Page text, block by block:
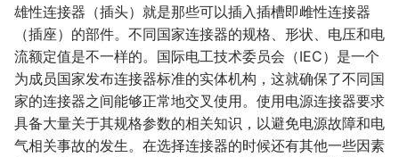
雄性连接器（插头）就是那些可以插入插槽即雌性连接器
（插座）的部件。不同国家连接器的规格、形状、电压和电
流额定值是不一样的。国际电工技术委员会（IEC）是一个
为成员国家发布连接器标准的实体机构，这就确保了不同国
家的连接器之间能够正常地交叉使用。使用电源连接器要求
具备大量关于其规格参数的相关知识，以避免电源故障和电
气相关事故的发生。在选择连接器的时候还有其他一些因素